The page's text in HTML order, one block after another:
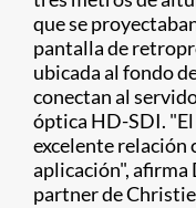
que se
pantalla de
ubicada al fondo
conectan al
óptica HD-SDI.
excelente relación
aplicación",
partner de